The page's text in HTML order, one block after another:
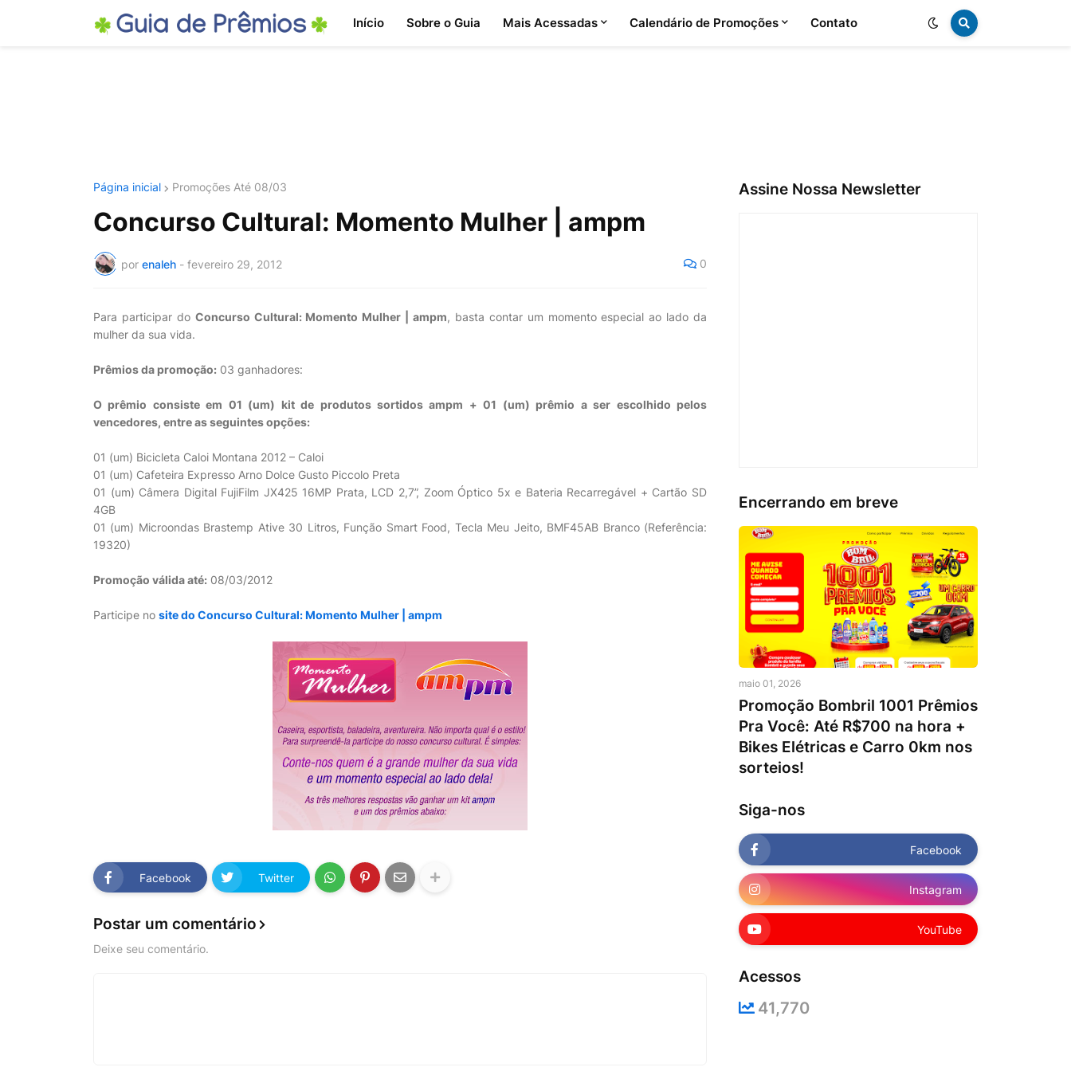
Início Sobre o Guia Mais Acessadas Calendário de Promoções Contato
Página inicial Promoções Até 08/03
Concurso Cultural: Momento Mulher | ampm
por enaleh - fevereiro 29, 2012 0
Para participar do Concurso Cultural: Momento Mulher | ampm, basta contar um momento especial ao lado da
mulher da sua vida.
Prêmios da promoção: 03 ganhadores:
O prêmio consiste em 01 (um) kit de produtos sortidos ampm + 01 (um) prêmio a ser escolhido pelos
vencedores, entre as seguintes opções:
01 (um) Bicicleta Caloi Montana 2012 – Caloi
01 (um) Cafeteira Expresso Arno Dolce Gusto Piccolo Preta
01 (um) Câmera Digital FujiFilm JX425 16MP Prata, LCD 2,7”, Zoom Óptico 5x e Bateria Recarregável + Cartão SD
4GB
01 (um) Microondas Brastemp Ative 30 Litros, Função Smart Food, Tecla Meu Jeito, BMF45AB Branco (Referência:
19320)
Promoção válida até: 08/03/2012
Participe no site do Concurso Cultural: Momento Mulher | ampm
Facebook Twitter
Postar um comentário
Deixe seu comentário.
Assine Nossa Newsletter
Encerrando em breve
maio 01, 2026
Promoção Bombril 1001 Prêmios
Pra Você: Até R$700 na hora +
Bikes Elétricas e Carro 0km nos
sorteios!
Siga-nos
Facebook
Instagram
YouTube
Acessos
41,770